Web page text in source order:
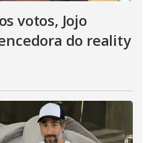
votos, Jojo
do reality